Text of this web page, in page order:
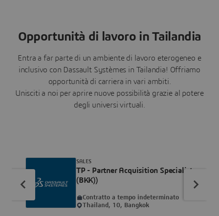
Opportunità di lavoro in Tailandia
Entra a far parte di un ambiente di lavoro eterogeneo e
inclusivo con Dassault Systèmes in Tailandia! Offriamo
opportunità di carriera in vari ambiti.
Unisciti a noi per aprire nuove possibilità grazie al potere
degli universi virtuali.
TP - Partner Acquisition Specialist
(BKK))
SALES
Contratto a tempo indeterminato
Thailand, 10, Bangkok